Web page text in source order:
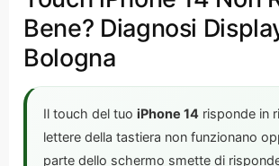
Bene? Diagnosi
Bologna
Il touch del tuo iPhone 14 risponde in
lettere della tastiera non funzionano
parte dello schermo smette di